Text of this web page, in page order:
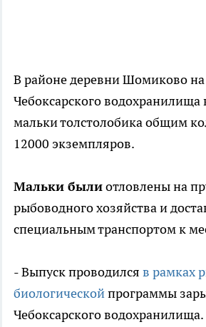
В районе деревни Шомиково на
Чебоксарского
мальки толстолобика общим
12000 экземпляров.
Мальки былиотловлены на
рыбоводного хозяйства и
специальным транспортом к
- Выпуск проводился в рамках
биологическойпрограммы
Чебоксарского